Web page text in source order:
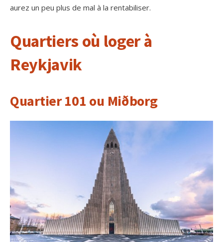
aurez un peu plus de mal à la rentabiliser.
Quartiers où loger à
Reykjavik
Quartier 101 ou Miðborg